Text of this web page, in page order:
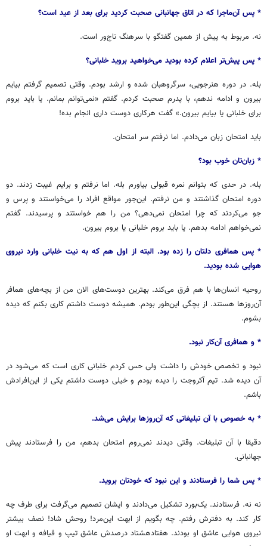
* پس‌ آن‌ماجرا که در اتاق جهانبانی صحبت کردید برای بعد از عید است؟
نه. مربوط به پیش از همین گفتگو با سرهنگ تاج‌ور است.
* پس پیش‌تر اعلام کرده بودید می‌خواهید بروید خلبانی؟
بله. در دوره هنرجویی، سرگروهبان شده و ارشد بودم. وقتی تصمیم گرفتم بیایم
بیرون و ادامه ندهم، با پدرم صحبت کردم. گفتم «نمی‌توانم بمانم. یا باید بروم
برای خلبانی یا بیایم بیرون.» گفت هرکاری دوست داری انجام بده!
باید امتحان زبان می‌دادم. اما نرفتم سر امتحان.
* زبان‌تان خوب بود؟
بله. در حدی که بتوانم نمره قبولی بیاورم بله. اما نرفتم و برایم غیبت زدند. دو
دوره امتحان گذاشتند و من نرفتم. این‌جور مواقع افراد را می‌خواستند و پرس و
جو می‌کردند که چرا امتحان نمی‌دهی؟ من را هم خواستند و پرسیدند. گفتم
نمی‌خواهم ادامه بدهم. یا باید بروم خلبانی یا بروم بیرون.
* پس همافری دلتان را زده بود. البته از اول هم که به نیت خلبانی وارد نیروی
هوایی شده بودید.
روحیه انسان‌ها با هم فرق می‌کند. بهترین دوست‌های الان من از بچه‌های همافر
آن‌روزها هستند. از بچگی این‌طور بودم. همیشه دوست داشتم کاری بکنم که دیده
بشوم.
* و همافری آن‌کار نبود.
نبود و تخصص خودش را داشت ولی حس کردم خلبانی کاری است که می‌شود در
آن دیده شد. تیم آکروجت را دیده بودم و خیلی دوست داشتم یکی از این‌افرادش
باشم.
* به خصوص با آن تبلیغاتی که آن‌روزها برایش می‌شد.
دقیقا با آن تبلیغات. وقتی دیدند نمی‌روم امتحان بدهم، من را فرستادند پیش
جهانبانی.
* پس شما را فرستادند و این نبود که خودتان بروید.
نه نه. فرستادند. یک‌بورد تشکیل می‌دادند و ایشان تصمیم می‌گرفت برای طرف چه
کار کند. به دفترش رفتم. چه بگویم از ابهت این‌مرد! روحش شاد! نصف بیشتر
نیروی هوایی عاشق او بودند. هفتادهشتاد درصدش عاشق تیپ و قیافه و ابهت او